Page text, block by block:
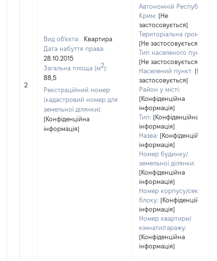
2
Вид об'єкта:
Квартира
Дата набуття права:
28.10.2015
Загальна площа (м2):
88,5
Реєстраційний номер
(кадастровий номер для
земельної ділянки):
[Конфіденційна
інформація]
Автономній Республіці
Крим: [Не
застосовується]
Територіальна громада:
[Не застосовується]
Тип населеного пункту:
[Не застосовується]
Населений пункт: [Не
застосовується]
Район у місті:
[Конфіденційна
інформація]
Тип: [Конфіденційна
інформація]
Назва: [Конфіденційна
інформація]
Номер будинку/
земельної ділянки:
[Конфіденційна
інформація]
Номер корпусу/секції/
блоку: [Конфіденційна
інформація]
Номер квартири/
кімнати/гаражу:
[Конфіденційна
інформація]